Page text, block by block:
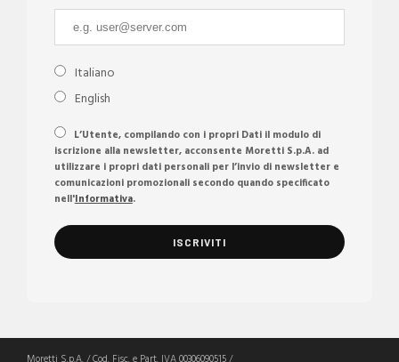
Italiano
English
L’Utente, compilando con i propri Dati il modulo di
iscrizione alla newsletter, acconsente Moretti S.p.A. ad
utilizzare i propri dati personali per l’invio di newsletter e
comunicazioni promozionali secondo quando specificato
nell'Informativa.